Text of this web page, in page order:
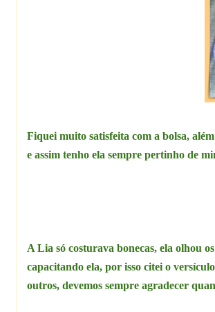
Fiquei muito satisfeita com a bolsa,
e assim tenho ela sempre pertinho de
A Lia só costurava bonecas, ela olhou
capacitando ela, por isso citei o
outros, devemos sempre agradecer